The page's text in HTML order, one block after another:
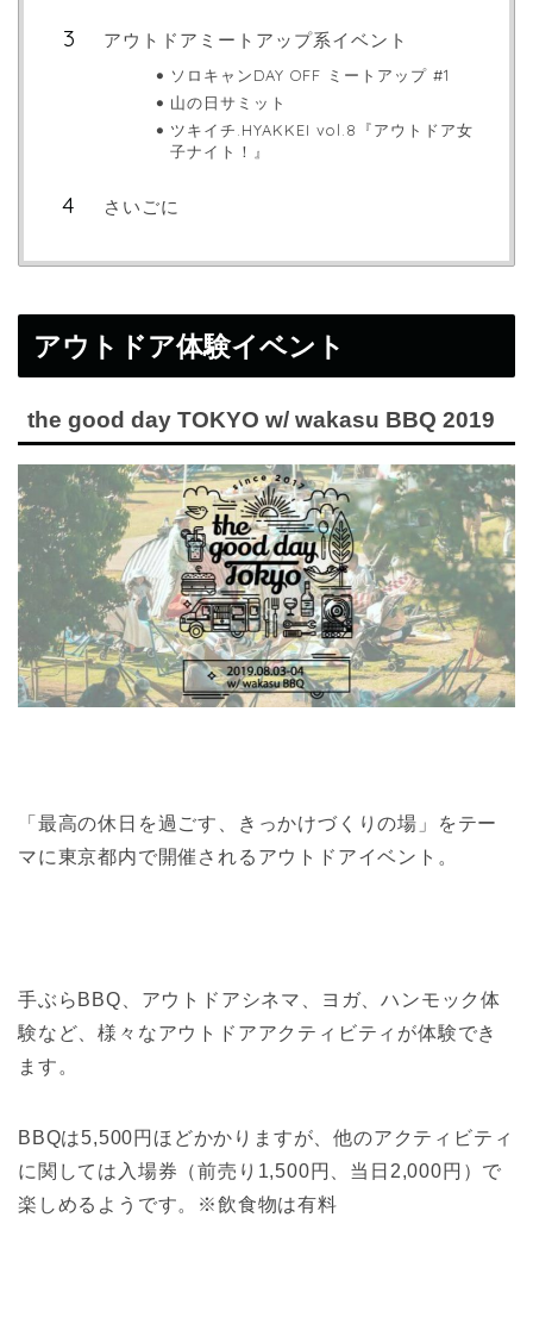
アウトドアミートアップ系イベント
ソロキャンDAY OFF ミートアップ #1
山の日サミット
ツキイチ.HYAKKEI vol.8『アウトドア女
子ナイト！』
さいごに
アウトドア体験イベント
the good day TOKYO w/ wakasu BBQ 2019
「最高の休日を過ごす、きっかけづくりの場」をテー
マに東京都内で開催されるアウトドアイベント。
手ぶらBBQ、アウトドアシネマ、ヨガ、ハンモック体
験など、様々なアウトドアアクティビティが体験でき
ます。
BBQは5,500円ほどかかりますが、他のアクティビティ
に関しては入場券（前売り1,500円、当日2,000円）で
楽しめるようです。※飲食物は有料